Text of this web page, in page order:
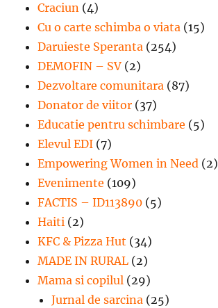
Craciun (4)
Cu o carte schimba o viata (15)
Daruieste Speranta (254)
DEMOFIN – SV (2)
Dezvoltare comunitara (87)
Donator de viitor (37)
Educatie pentru schimbare (5)
Elevul EDI (7)
Empowering Women in Need (2)
Evenimente (109)
FACTIS – ID113890 (5)
Haiti (2)
KFC & Pizza Hut (34)
MADE IN RURAL (2)
Mama si copilul (29)
Jurnal de sarcina (25)